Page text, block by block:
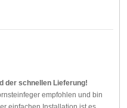
der schnellen Lieferung!
empfohlen und bin